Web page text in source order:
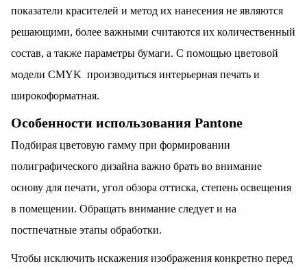
показатели красителей и метод их нанесения не являются
решающими, более важными считаются их количественный
состав, а также параметры бумаги. С помощью цветовой
модели CMYK производиться интерьерная печать и
широкоформатная.
Особенности использования Pantone
Подбирая цветовую гамму при формировании
полиграфического дизайна важно брать во внимание
основу для печати, угол обзора оттиска, степень освещения
в помещении. Обращать внимание следует и на
постпечатные этапы обработки.
Чтобы исключить искажения изображения конкретно перед